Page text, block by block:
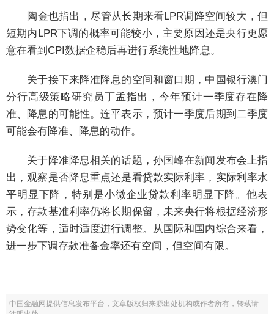
陶金也指出，尽管从长期来看LPR调降空间较大，但
短期内LPR下调的概率可能较小，主要原因还是央行更愿
意在看到CPI数据企稳后再进行系统性地降息。
关于接下来降准降息的空间和窗口期，中国银行澳门
分行高级策略研究员丁孟指出，今年预计一季度存在降
准、降息的可能性。连平表示，预计一季度后期到二季度
可能会有降准、降息的动作。
关于降准降息相关的话题，孙国峰在新闻发布会上指
出，观察是否降息重点还是看贷款实际利率，实际利率水
平明显下降，特别是小微企业贷款利率明显下降。他表
示，存款基准利率仍将长期保留，未来央行将根据经济形
势变化等，适时适度进行调整。从国际和国内综合来看，
进一步下调存款准备金率还有空间，但空间有限。
中国金融网提供信息发布平台，文章版权归来源出处机构或作者所有，转载请